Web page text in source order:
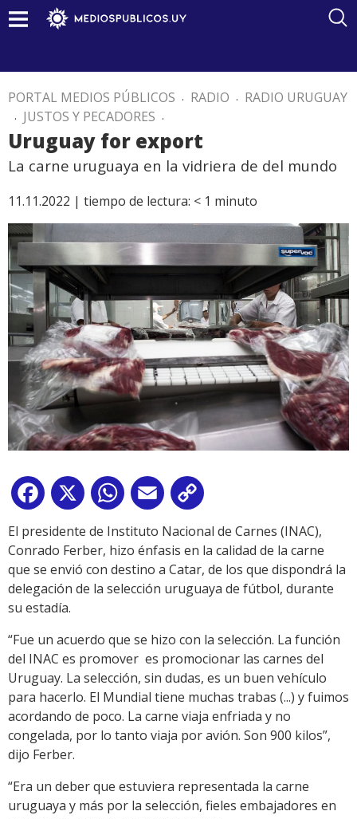
PORTAL MEDIOS PÚBLICOS . RADIO . RADIO URUGUAY
. JUSTOS Y PECADORES .
Uruguay for export
La carne uruguaya en la vidriera de del mundo
11.11.2022 | tiempo de lectura: < 1 minuto
Facebook
X WhatsApp
Email
Link
El presidente de Instituto Nacional de Carnes (INAC),
Conrado Ferber, hizo énfasis en la calidad de la carne
que se envió con destino a Catar, de los que dispondrá la
delegación de la selección uruguaya de fútbol, durante
su estadía.
“Fue un acuerdo que se hizo con la selección. La función
del INAC es promover es promocionar las carnes del
Uruguay. La selección, sin dudas, es un buen vehículo
para hacerlo. El Mundial tiene muchas trabas (...) y fuimos
acordando de poco. La carne viaja enfriada y no
congelada, por lo tanto viaja por avión. Son 900 kilos”,
dijo Ferber.
“Era un deber que estuviera representada la carne
uruguaya y más por la selección, fieles embajadores en